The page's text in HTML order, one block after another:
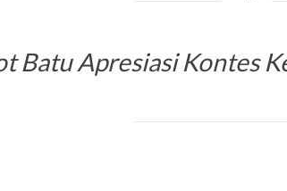
Batu Apresiasi Kontes